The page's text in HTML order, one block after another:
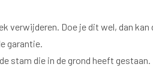
verwijderen. Doe je dit wel, dan kan
garantie.
stam die in de grond heeft